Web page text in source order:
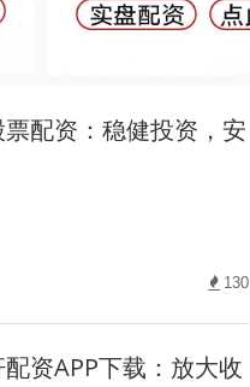
配资：稳健投资，安
130
资APP下载：放大收